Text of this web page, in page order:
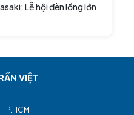
Lễ hội đèn lồng lớn
VIỆT